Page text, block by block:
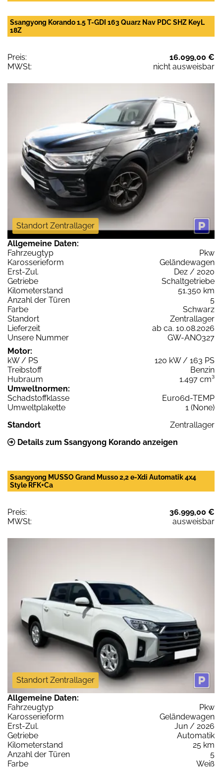
Ssangyong Korando 1.5 T-GDI 163 Quarz Nav PDC SHZ KeyL
18Z
Preis:
16.099,00 €
MWSt:
nicht ausweisbar
Standort Zentrallager
Allgemeine Daten:
Fahrzeugtyp
Pkw
Karosserieform
Geländewagen
Erst-Zul.
Dez / 2020
Getriebe
Schaltgetriebe
Kilometerstand
51.350 km
Anzahl der Türen
5
Farbe
Schwarz
Standort
Zentrallager
Lieferzeit
ab ca. 10.08.2026
Unsere Nummer
GW-ANO327
Motor:
kW / PS
120 kW / 163 PS
Treibstoff
Benzin
Hubraum
1.497 cm³
Umweltnormen:
Schadstoffklasse
Euro6d-TEMP
Umweltplakette
1 (None)
Standort
Zentrallager
Details zum Ssangyong Korando anzeigen
Ssangyong MUSSO Grand Musso 2,2 e-Xdi Automatik 4x4
Style RFK+Ca
Preis:
36.999,00 €
MWSt:
ausweisbar
Standort Zentrallager
Allgemeine Daten:
Fahrzeugtyp
Pkw
Karosserieform
Geländewagen
Erst-Zul.
Jun / 2026
Getriebe
Automatik
Kilometerstand
25 km
Anzahl der Türen
5
Farbe
Weiß